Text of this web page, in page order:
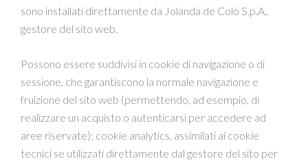
sono installati direttamente da Jolanda de Colò S.p.A.,
gestore del sito web.
Possono essere suddivisi in cookie di navigazione o di
sessione, che garantiscono la normale navigazione e
fruizione del sito web (permettendo, ad esempio, di
realizzare un acquisto o autenticarsi per accedere ad
aree riservate); cookie analytics, assimilati ai cookie
tecnici se utilizzati direttamente dal gestore del sito per